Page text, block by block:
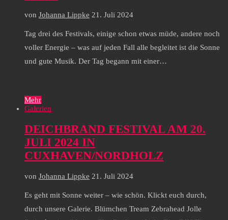
von Johanna Lippke 21. Juli 2024
Tag drei des Festivals, einige schon etwas müde, andere noch
voller Energie – was auf jeden Fall alle begleitet ist die Sonne
und gute Musik. Der Tag begann mit einer…
Mehr
Galerien
DEICHBRAND FESTIVAL AM 20.
JULI 2024 IN
CUXHAVEN/NORDHOLZ
von Johanna Lippke 21. Juli 2024
Es geht mit Sonne weiter – wie schön. Klickt euch durch,
durch unsere Galerie. Blümchen Tream Zebrahead Jolle